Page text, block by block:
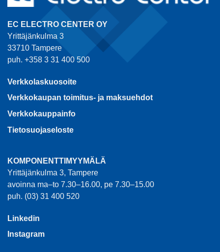
EC ELECTRO CENTER OY
Yrittäjänkulma 3
33710 Tampere
puh. +358 3 31 400 500
Verkkolaskuosoite
Verkkokaupan toimitus- ja maksuehdot
Verkkokauppainfo
Tietosuojaseloste
KOMPONENTTIMYYMÄLÄ
Yrittäjänkulma 3, Tampere
avoinna ma–to 7.30–16.00, pe 7.30–15.00
puh. (03) 31 400 520
Linkedin
Instagram